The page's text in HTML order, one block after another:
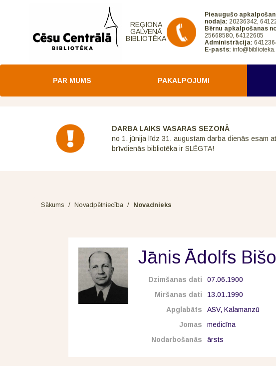
REĢIONA
GALVENĀ
BIBLIOTĒKA
Pieaugušo
nodaļa: 20236342,
Bērnu apkalpošanas
25668580, 64122605
Administrācija:
E-pasts:
PAR MUMS PAKALPOJUMI
DARBA LAIKS VASARAS SEZONĀ
no 1. jūnija līdz 31. augustam darba dienās esam
brīvdienās bibliotēka ir SLĒGTA!
Sākums / Novadpētniecība / Novadnieks
Jānis Ādolfs
Dzimšanas dati
07.06.1900
Miršanas dati
13.01.1990
Apglabāts
ASV, Kalamanzū
Jomas
medicīna
Nodarbošanās
ārsts